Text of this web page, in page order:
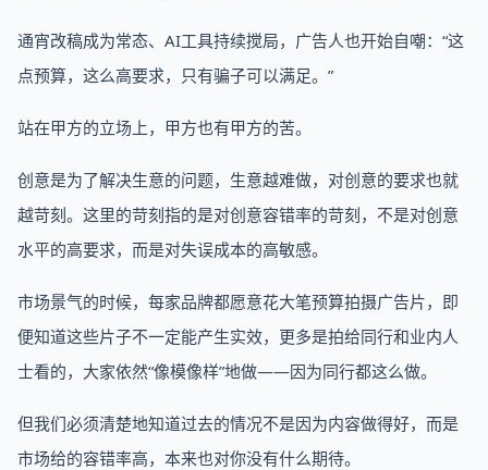
通宵改稿成为常态、AI工具持续搅局，广告人也开始自嘲：“这
点预算，这么高要求，只有骗子可以满足。”
站在甲方的立场上，甲方也有甲方的苦。
创意是为了解决生意的问题，生意越难做，对创意的要求也就
越苛刻。这里的苛刻指的是对创意容错率的苛刻，不是对创意
水平的高要求，而是对失误成本的高敏感。
市场景气的时候，每家品牌都愿意花大笔预算拍摄广告片，即
便知道这些片子不一定能产生实效，更多是拍给同行和业内人
士看的，大家依然“像模像样”地做——因为同行都这么做。
但我们必须清楚地知道过去的情况不是因为内容做得好，而是
市场给的容错率高，本来也对你没有什么期待。